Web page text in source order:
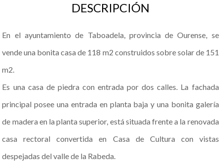
DESCRIPCIÓN
En el ayuntamiento de Taboadela, provincia de Ourense, se
vende una bonita casa de 118 m2 construidos sobre solar de 151
m2.
Es una casa de piedra con entrada por dos calles. La fachada
principal posee una entrada en planta baja y una bonita galería
de madera en la planta superior, está situada frente a la renovada
casa rectoral convertida en Casa de Cultura con vistas
despejadas del valle de la Rabeda.